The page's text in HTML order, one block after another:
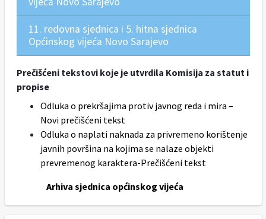
11. redovna sjednica i 5. hitna sjednica
Općinskog vijeća Novo Sarajevo
Prečišćeni tekstovi koje je utvrdila Komisija za statut i
propise
Odluka o prekršajima protiv javnog reda i mira –
Novi prečišćeni tekst
Odluka o naplati naknada za privremeno korištenje
javnih površina na kojima se nalaze objekti
prevremenog karaktera-Prečišćeni tekst
Arhiva sjednica općinskog vijeća